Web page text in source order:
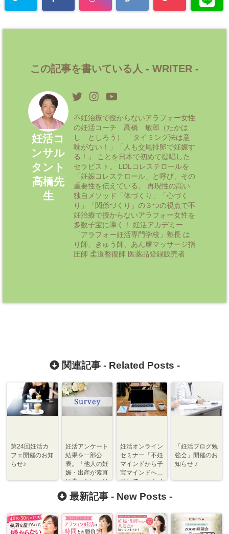
この記事を書いている人 - WRITER -
妊活コ
ンサル
タント
高橋先
生
不妊治療で授からないアラフォー女性
の妊活コーチ 高橋 敏郎（たかは
し としろう） 「タイミング法は意
味がない！」「人も交尾排卵で妊娠す
る！」 ことを日本で初めて提唱した
セラピスト。 LDLコレステロールを
「妊娠コレステロール」と呼び、その
重要性を伝えている。 再現性の高い
独自メソッド「体づくり」「心づく
り」「関係づくり」の３つの視点で不
妊治療で授からないアラフォー女性を
多数子宝に導く！ 妊活アカデミー
「アラフォー妊活専門学校」塾長 は
り師、きゅう師、あん摩マッサージ指
圧師 柔道整復師 医薬品登録販売者
関連記事 - Related Posts -
第24回妊活カ
フェ開催のお知
らせ♪
妊活アンケート
結果を一部公
表。「他人の妊
娠・出産が素直
に喜べない」は
不妊の原因
【心づくり】
妊活オンライン
セミナー「不妊
マインドから子
宝マインドへ…
そして、コウノ
る♪」 開催！
「妊活ブログ勉
強会」開催のお
知らせ ♪
最新記事 - New Posts -